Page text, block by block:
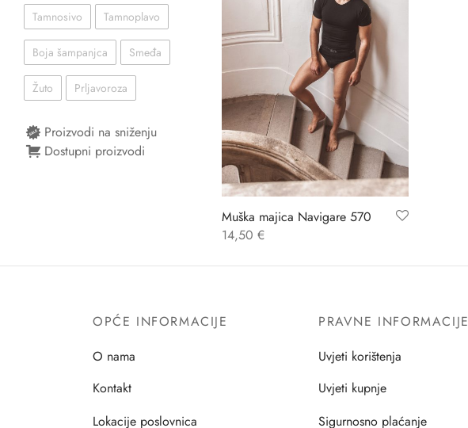
Tamnosivo Tamnoplavo
Boja šampanjca Smeđa
Žuto Prljavoroza
Proizvodi na sniženju
Dostupni proizvodi
Muška majica Navigare 570
14,50 €
OPĆE INFORMACIJE
O nama
Kontakt
Lokacije poslovnica
PRAVNE INFORMACIJE
Uvjeti korištenja
Uvjeti kupnje
Sigurnosno plaćanje